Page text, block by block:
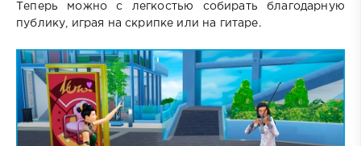
Теперь можно с легкостью собирать благодарную
публику, играя на скрипке или на гитаре.